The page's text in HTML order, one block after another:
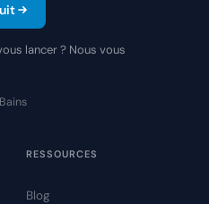
lancer ? Nous vous
RESSOURCES
Blog